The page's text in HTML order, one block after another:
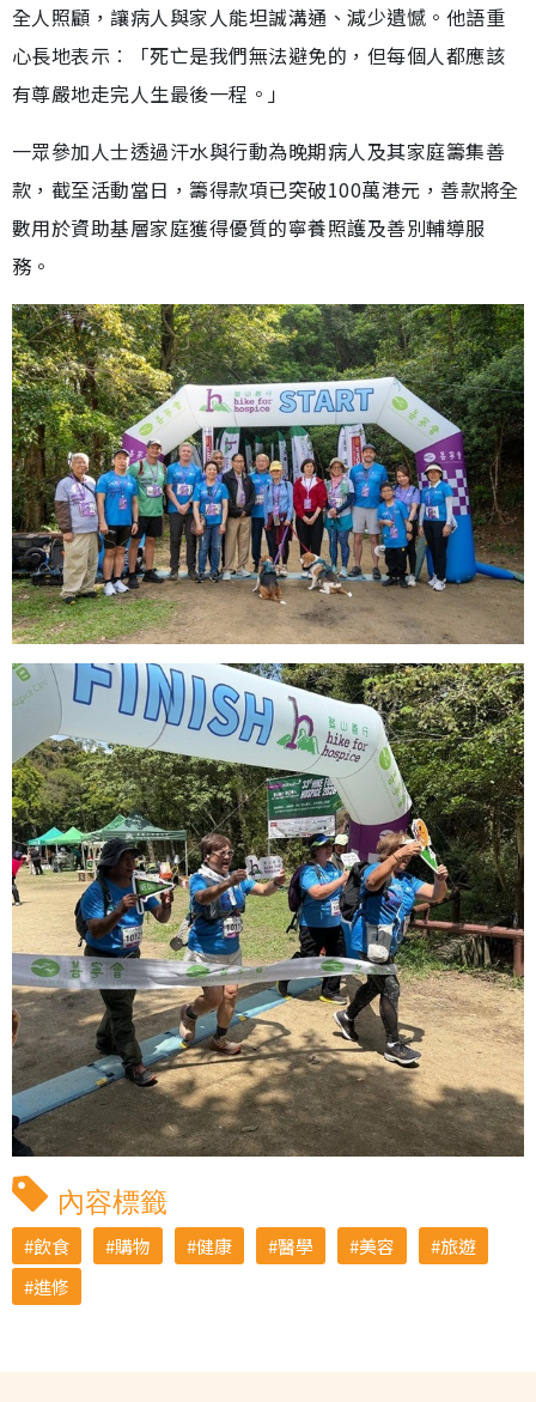
全人照顧，讓病人與家人能坦誠溝通、減少遺憾。他語重
心長地表示︰「死亡是我們無法避免的，但每個人都應該
有尊嚴地走完人生最後一程。」
一眾參加人士透過汗水與行動為晚期病人及其家庭籌集善
款，截至活動當日，籌得款項已突破100萬港元，善款將全
數用於資助基層家庭獲得優質的寧養照護及善別輔導服
務。
內容標籤
飲食 購物 健康 醫學 美容
旅遊
進修